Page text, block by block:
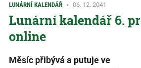
LUNÁRNÍ KALENDÁŘ 06. 12. 2041
Lunární kalendář 6.
online
Měsíc přibývá a putuje ve